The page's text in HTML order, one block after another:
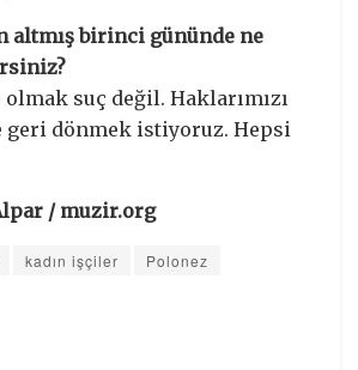
altmış birinci gününde ne
olmak suç değil. Haklarımızı
geri dönmek istiyoruz. Hepsi
/ muzir.org
kadın işçiler
Polonez